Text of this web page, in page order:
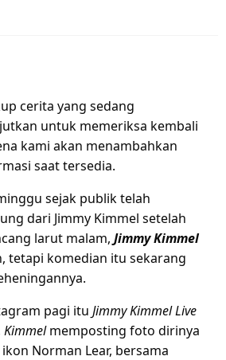
cerita yang sedang
untuk memeriksa kembali
kami akan menambahkan
saat tersedia.
sejak publik telah
dari Jimmy Kimmel setelah
larut malam, Jimmy Kimmel
tetapi komedian itu sekarang
pagi itu Jimmy Kimmel Live
Kimmelmemposting foto dirinya
Norman Lear, bersama